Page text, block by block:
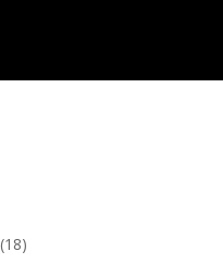
(18)